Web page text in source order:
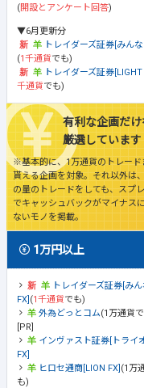
(開設とアンケート回答)
▼6月更新分
トレイダーズ証券[みんな
(1千通貨でも)
トレイダーズ証券[LIGHT
千通貨でも)
有利な企画だけ
厳選しています
※基本的に、1万通貨のトレード
貰える企画を対象。それ以外は
の量のトレードをしても、スプ
でキャッシュバックがマイナス
ないモノを掲載。
1万円以上
トレイダーズ証券[み
FX] (1千通貨でも)
外為どっとコム(1万通貨
[PR]
インヴァスト証券[トライ
FX]
ヒロセ通商[LION FX] (1万
も)